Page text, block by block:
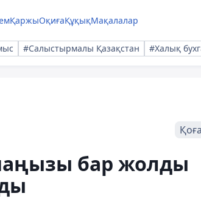
ҚаржыОқиғаҚұқықМақалалар
#Салыстырмалы Қазақстан #Халық
бар жолды